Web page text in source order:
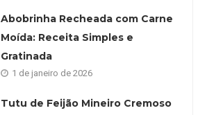
Abobrinha Recheada com Carne
Moída: Receita Simples e
Gratinada
1 de janeiro de 2026
Tutu de Feijão Mineiro Cremoso